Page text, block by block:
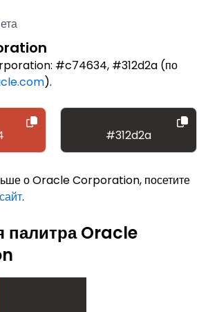
#c74634, #312d2a (по
).
#312d2a
о Oracle Corporation, посетите
.
палитра Oracle